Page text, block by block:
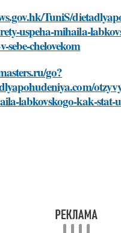
TuniS/
uspeha-mihaila-
sebe-chelovekom
go?
labkovskogo-kak-stat-